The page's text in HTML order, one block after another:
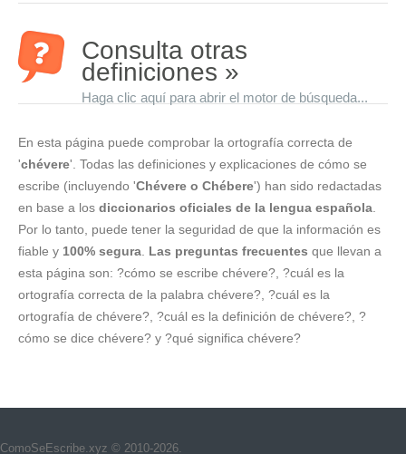
Consulta otras
definiciones »
Haga clic aquí para abrir el motor de búsqueda...
En esta página puede comprobar la ortografía correcta de
'chévere'. Todas las definiciones y explicaciones de cómo se
escribe (incluyendo 'Chévere o Chébere') han sido redactadas
en base a los diccionarios oficiales de la lengua española
Por lo tanto, puede tener la seguridad de que la información es
fiable y 100% segura Las preguntas frecuentes que llevan a
esta página son: ?cómo se escribe chévere?, ?cuál es la
ortografía correcta de la palabra chévere?, ?cuál es la
ortografía de chévere?, ?cuál es la definición de chévere?, ?
cómo se dice chévere? y ?qué significa chévere?
ComoSeEscribe.xyz © 2010-2026.